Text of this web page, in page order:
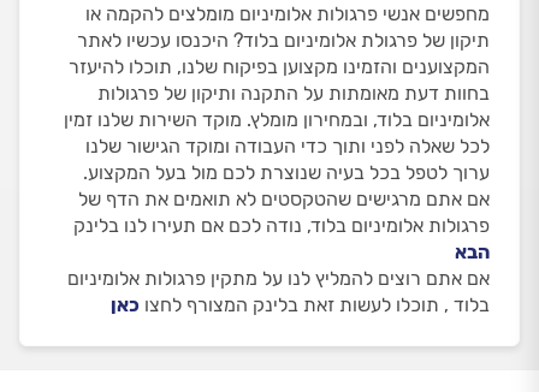
מחפשים אנשי פרגולות אלומיניום מומלצים להקמה או
תיקון של פרגולת אלומיניום בלוד? היכנסו עכשיו לאתר
המקצוענים והזמינו מקצוען בפיקוח שלנו, תוכלו להיעזר
בחוות דעת מאומתות על התקנה ותיקון של פרגולות
אלומיניום בלוד, ובמחירון מומלץ. מוקד השירות שלנו זמין
לכל שאלה לפני ותוך כדי העבודה ומוקד הגישור שלנו
ערוך לטפל בכל בעיה שנוצרת לכם מול בעל המקצוע.
אם אתם מרגישים שהטקסטים לא תואמים את הדף של
פרגולות אלומיניום בלוד, נודה לכם אם תעירו לנו בלינק
הבא
אם אתם רוצים להמליץ לנו על מתקין פרגולות אלומיניום
בלוד , תוכלו לעשות זאת בלינק המצורף לחצו כאן